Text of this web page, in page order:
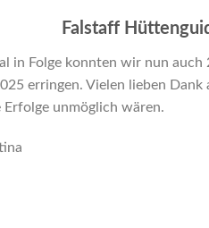
Falstaff
in Folge konnten wir nun auch
erringen. Vielen lieben Dank
Erfolge unmöglich wären.